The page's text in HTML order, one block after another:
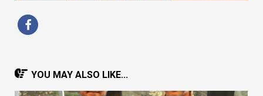
YOU MAY ALSO LIKE...